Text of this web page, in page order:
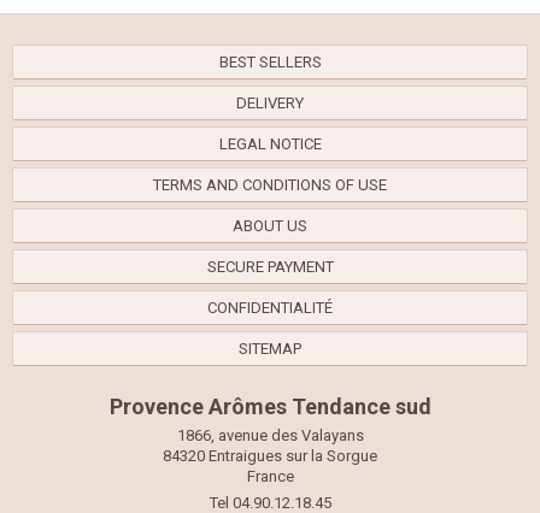
BEST SELLERS
DELIVERY
LEGAL NOTICE
TERMS AND CONDITIONS OF USE
ABOUT US
SECURE PAYMENT
CONFIDENTIALITÉ
SITEMAP
Provence Arômes Tendance sud
1866, avenue des Valayans
84320 Entraigues sur la Sorgue
France
Tel 04.90.12.18.45